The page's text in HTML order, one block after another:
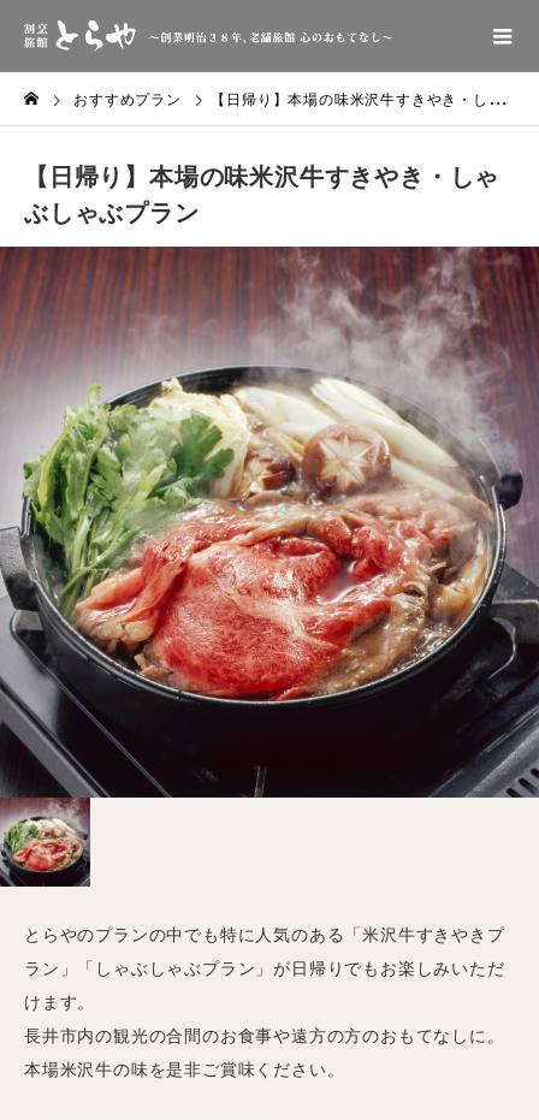
おすすめプラン 【日帰り】本場の味米沢牛すきやき・しゃぶしゃぶプラン
【日帰り】本場の味米沢牛すきやき・しゃ
ぶしゃぶプラン
とらやのプランの中でも特に人気のある「米沢牛すきやきプ
ラン」「しゃぶしゃぶプラン」が日帰りでもお楽しみいただ
けます。
長井市内の観光の合間のお食事や遠方の方のおもてなしに。
本場米沢牛の味を是非ご賞味ください。